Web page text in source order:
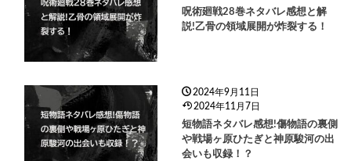
呪術廻戦28巻ネタバレ感想と解
説!乙骨の領域展開が炸裂する！
2024年9月11日
2024年11月7日
短物語ネタバレ感想!傷物語の裏側
や戦場ヶ原ひたぎと神原駿河の出
会いも収録！？